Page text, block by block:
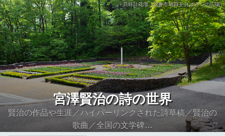
日時計花壇（花巻市胡四王山 ポランの広場）
宮澤賢治の詩の世界
賢治の作品や生涯／ハイパーリンクされた詩草稿／賢治の
歌曲／全国の文学碑…